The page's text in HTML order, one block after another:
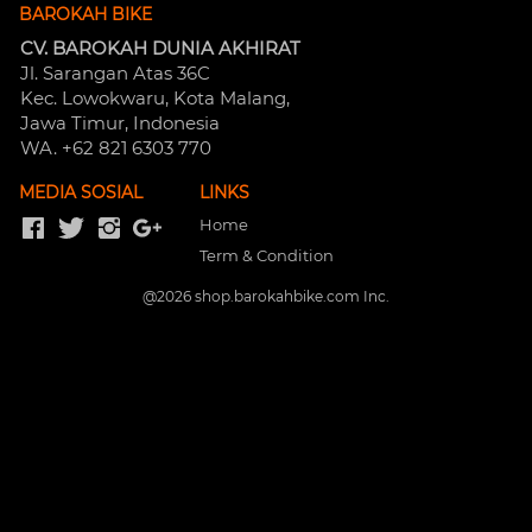
BAROKAH BIKE
CV. BAROKAH DUNIA AKHIRAT
Jl. Sarangan Atas 36C
Kec. Lowokwaru, Kota Malang,
Jawa Timur, Indonesia
WA. +62 821 6303 770
MEDIA SOSIAL LINKS
Home
Term & Condition
@2026 shop.barokahbike.com Inc.